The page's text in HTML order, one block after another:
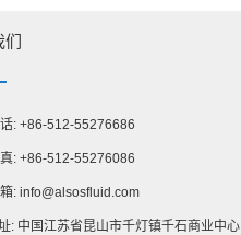
们
: +86-512-55276686
: +86-512-55276086
: info@alsosfluid.com
: 中国江苏省昆山市千灯镇千石商业中心